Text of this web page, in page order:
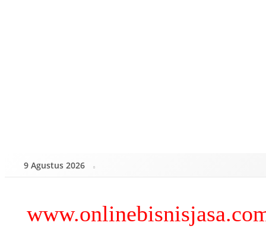
9 Agustus 2026